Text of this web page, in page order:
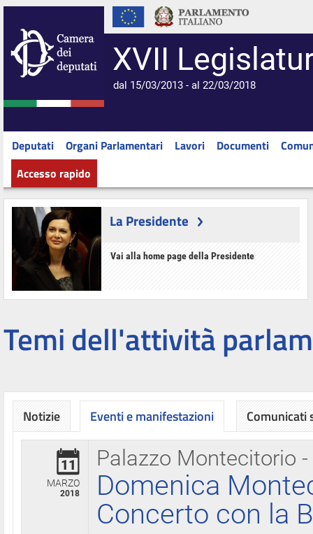
XVII
dal 15/03/2013 - al 22/03/2018
Deputati Organi Parlamentari Lavori Documenti
Accesso rapido
La Presidente
Vai alla home page della Presidente
Temi dell'attività
Notizie Eventi e manifestazioni
Palazzo Montecitorio
11
MARZO
2018
Domenica
Concerto con la
Comunicati